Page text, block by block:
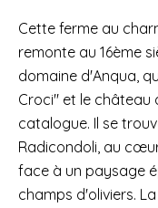
Cette ferme au
remonte au 16ème
domaine d'Anqua,
Croci" et le château
catalogue. Il se
Radicondoli, au
face à un paysage
champs d'oliviers.